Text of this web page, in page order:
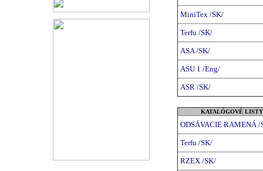
MiniTex /SK/
Terfu /SK/
ASA /SK/
ASU 1 /Eng/
ASR /SK/
KATALÓGOVÉ LISTY
ODSÁVACIE RAMENÁ /
Terfu /SK/
RZEX /SK/